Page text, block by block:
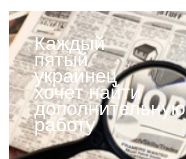
Каждый
пятый
украинец
хочет найти
дополнительную
работу